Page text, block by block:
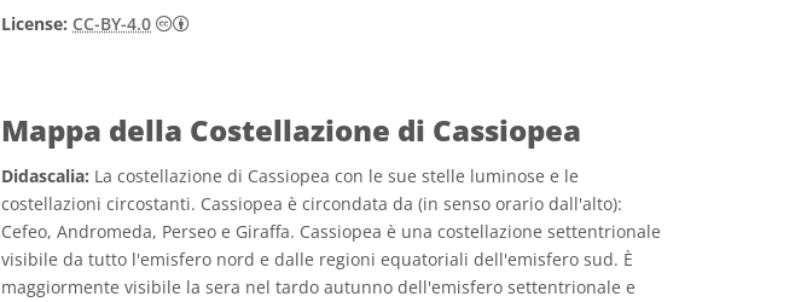
License: CC-BY-4.0 Creative Commons Attribuzione 4.0 Internazionale (CC BY 4.0) icone
Mappa della Costellazione di Cassiopea
Didascalia: La costellazione di Cassiopea con le sue stelle luminose e le
costellazioni circostanti. Cassiopea è circondata da (in senso orario dall'alto):
Cefeo, Andromeda, Perseo e Giraffa. Cassiopea è una costellazione settentrionale
visibile da tutto l'emisfero nord e dalle regioni equatoriali dell'emisfero sud. È
maggiormente visibile la sera nel tardo autunno dell'emisfero settentrionale e